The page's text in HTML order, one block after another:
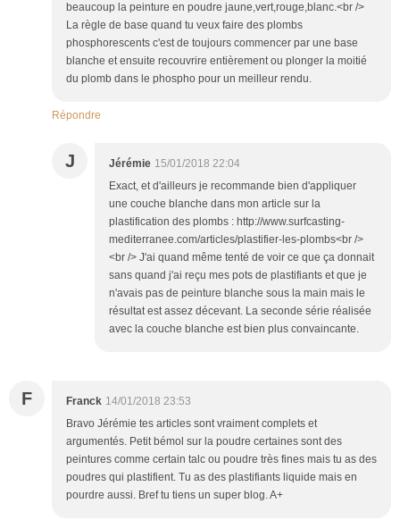
beaucoup la peinture en poudre jaune,vert,rouge,blanc.<br />
La règle de base quand tu veux faire des plombs
phosphorescents c'est de toujours commencer par une base
blanche et ensuite recouvrire entièrement ou plonger la moitié
du plomb dans le phospho pour un meilleur rendu.
Répondre
J Jérémie 15/01/2018 22:04
Exact, et d'ailleurs je recommande bien d'appliquer
une couche blanche dans mon article sur la
plastification des plombs : http://www.surfcasting-
mediterranee.com/articles/plastifier-les-plombs<br />
<br /> J'ai quand même tenté de voir ce que ça donnait
sans quand j'ai reçu mes pots de plastifiants et que je
n'avais pas de peinture blanche sous la main mais le
résultat est assez décevant. La seconde série réalisée
avec la couche blanche est bien plus convaincante.
F Franck 14/01/2018 23:53
Bravo Jérémie tes articles sont vraiment complets et
argumentés. Petit bémol sur la poudre certaines sont des
peintures comme certain talc ou poudre très fines mais tu as des
poudres qui plastifient. Tu as des plastifiants liquide mais en
pourdre aussi. Bref tu tiens un super blog. A+